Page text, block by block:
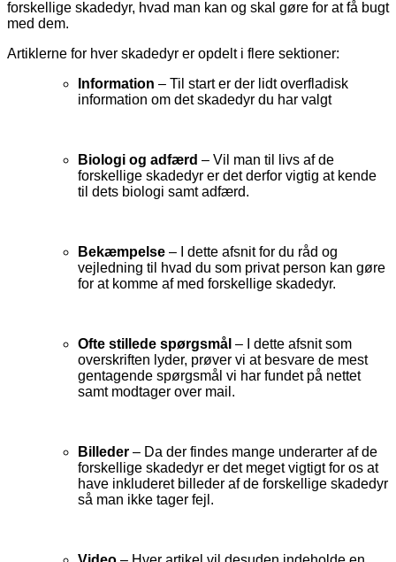
forskellige skadedyr, hvad man kan og skal gøre for at få bugt
med dem.
Artiklerne for hver skadedyr er opdelt i flere sektioner:
Information – Til start er der lidt overfladisk
information om det skadedyr du har valgt
Biologi og adfærd – Vil man til livs af de
forskellige skadedyr er det derfor vigtig at kende
til dets biologi samt adfærd.
Bekæmpelse – I dette afsnit for du råd og
vejledning til hvad du som privat person kan gøre
for at komme af med forskellige skadedyr.
Ofte stillede spørgsmål – I dette afsnit som
overskriften lyder, prøver vi at besvare de mest
gentagende spørgsmål vi har fundet på nettet
samt modtager over mail.
Billeder – Da der findes mange underarter af de
forskellige skadedyr er det meget vigtigt for os at
have inkluderet billeder af de forskellige skadedyr
så man ikke tager fejl.